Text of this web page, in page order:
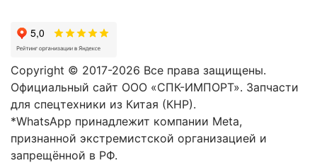
Copyright © 2017-2026 Все права защищены.
Официальный сайт ООО «СПК-ИМПОРТ». Запчасти
для спецтехники из Китая (КНР).
*WhatsApp принадлежит компании Meta,
признанной экстремистской организацией и
запрещённой в РФ.